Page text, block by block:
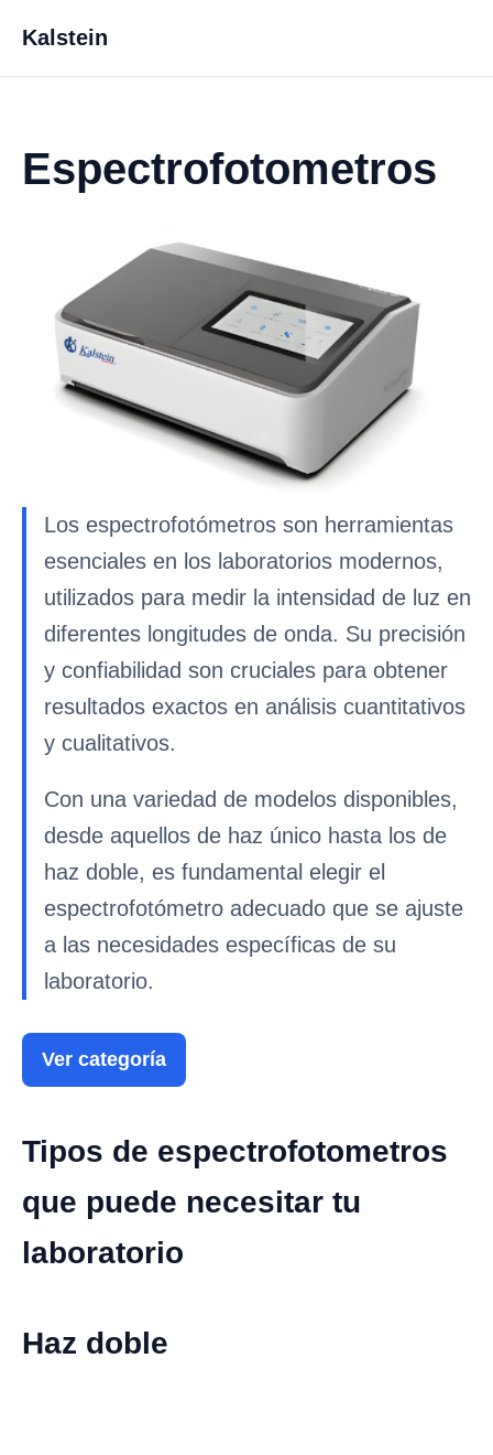
Kalstein
Espectrofotometros
Los espectrofotómetros son herramientas
esenciales en los laboratorios modernos,
utilizados para medir la intensidad de luz en
diferentes longitudes de onda. Su precisión
y confiabilidad son cruciales para obtener
resultados exactos en análisis cuantitativos
y cualitativos.
Con una variedad de modelos disponibles,
desde aquellos de haz único hasta los de
haz doble, es fundamental elegir el
espectrofotómetro adecuado que se ajuste
a las necesidades específicas de su
laboratorio.
Ver categoría
Tipos de espectrofotometros
que puede necesitar tu
laboratorio
Haz doble